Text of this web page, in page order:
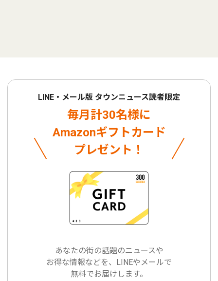
LINE・メール版 タウンニュース読者限定
毎月計30名様に
Amazonギフトカード
プレゼント！
あなたの街の話題のニュースや
お得な情報などを、LINEやメールで
無料でお届けします。